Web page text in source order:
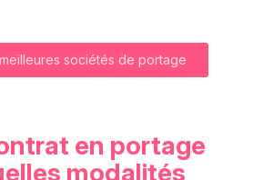
sociétés de portage
en portage
modalités